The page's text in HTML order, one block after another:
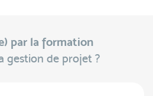
par la formation
gestion de projet ?